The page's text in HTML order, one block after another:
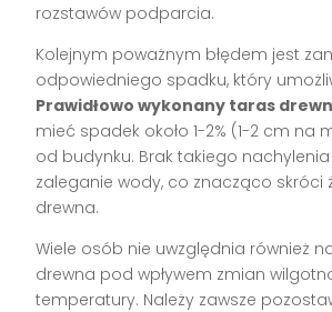
rozstawów podparcia.
Kolejnym poważnym błędem jest
odpowiedniego spadku, który
Prawidłowo wykonany taras
mieć spadek około 1-2% (1-2 cm na
od budynku. Brak takiego
zaleganie wody, co znacząco skróci
drewna.
Wiele osób nie uwzględnia również
drewna pod wpływem zmian
temperatury. Należy zawsze